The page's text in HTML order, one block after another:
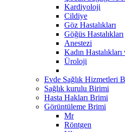
Kardiyoloji
Cildiye
Göz Hastalıkları
Göğüs Hastalıkları
Anestezi
Kadın
Üroloji
Evde Sağlık Hizmetleri
Sağlık kurulu Birimi
Hasta Hakları Brimi
Görüntüleme Brimi
Mr
Röntgen